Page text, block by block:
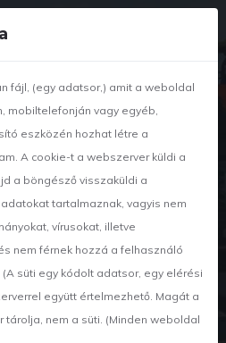
x
fájl, (egy adatsor,) amit a weboldal
mobiltelefonján vagy egyéb,
eszközén hozhat létre a
A cookie-t a webszerver küldi a
a böngésző visszaküldi a
tartalmaznak, vagyis nem
vírusokat, illetve
nem férnek hozzá a felhasználó
süti egy kódolt adatsor, egy elérési
együtt értelmezhető. Magát a
nem a süti. (Minden weboldal